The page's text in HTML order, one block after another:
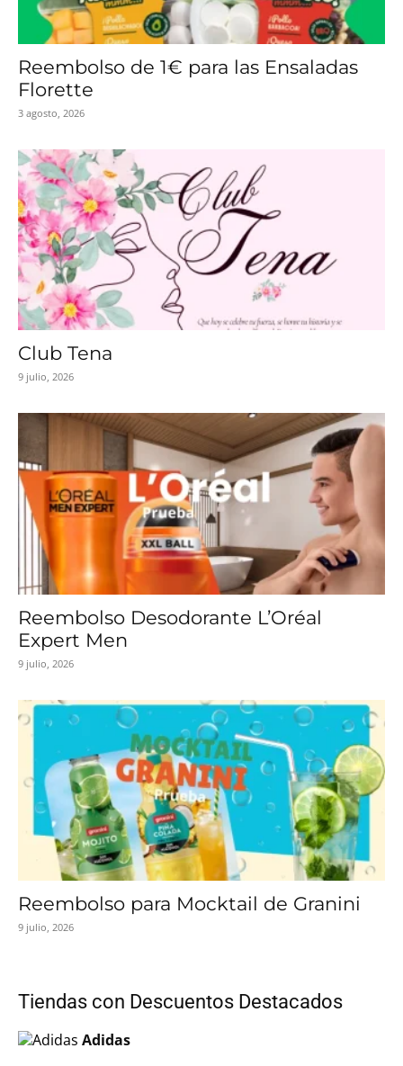
Reembolso de 1€ para las Ensaladas
Florette
3 agosto, 2026
Club Tena
9 julio, 2026
Reembolso Desodorante L’Oréal
Expert Men
9 julio, 2026
Reembolso para Mocktail de Granini
9 julio, 2026
Tiendas con Descuentos Destacados
Adidas